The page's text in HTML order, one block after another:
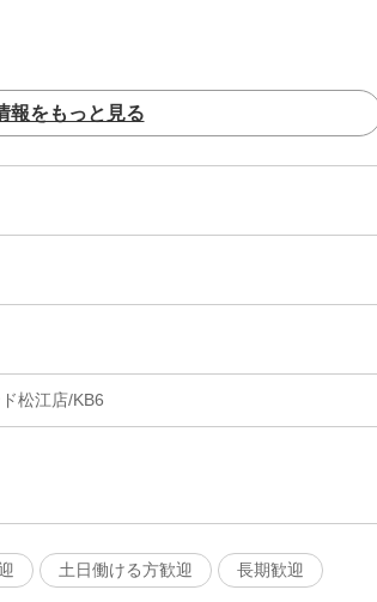
報をもっと見る
松江店/KB6
土日働ける方歓迎 長期歓迎